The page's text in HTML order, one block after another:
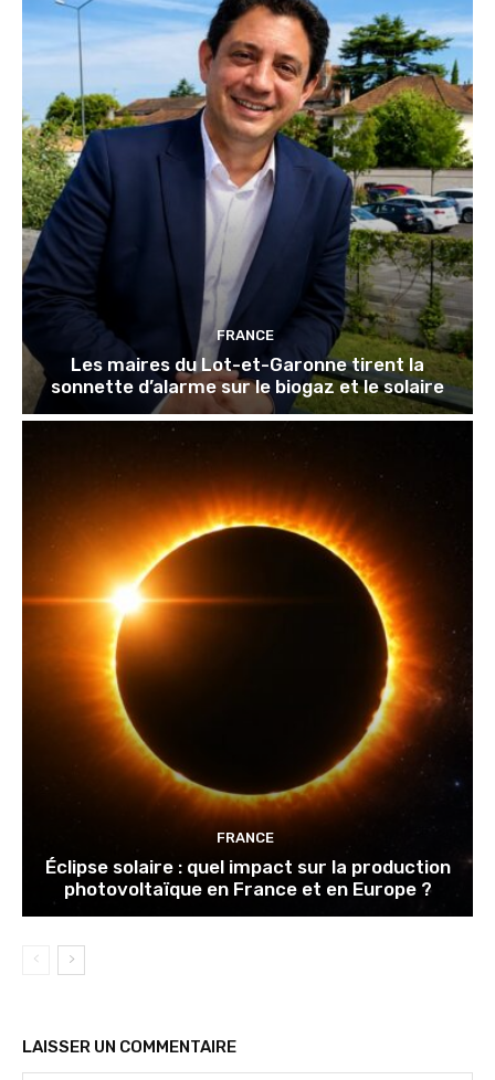
FRANCE
Les maires du Lot-et-Garonne tirent la
sonnette d’alarme sur le biogaz et le solaire
FRANCE
Éclipse solaire : quel impact sur la production
photovoltaïque en France et en Europe ?
LAISSER UN COMMENTAIRE